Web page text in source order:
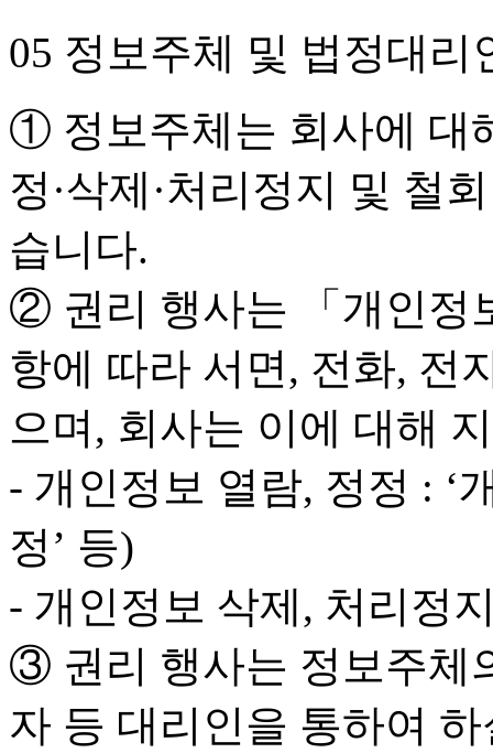
05 정보주체 및 법정대리
① 정보주체는 회사에 대
정·삭제·처리정지 및 철
습니다.
② 권리 행사는 「개인정
항에 따라 서면, 전화, 전
으며, 회사는 이에 대해
- 개인정보 열람, 정정 : ‘
정’ 등)
- 개인정보 삭제, 처리정
③ 권리 행사는 정보주체
자 등 대리인을 통하여